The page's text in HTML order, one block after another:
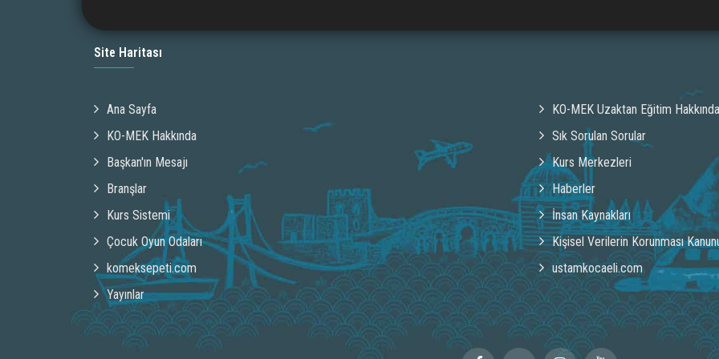
Site Haritası
Ana Sayfa
KO-MEK Uzaktan Eğitim Hakkında
KO-MEK Hakkında
Sık Sorulan Sorular
Başkan'ın Mesajı
Kurs Merkezleri
Branşlar
Haberler
Kurs Sistemi
İnsan Kaynakları
Çocuk Oyun Odaları
Kişisel Verilerin Korunması
komeksepeti.com
ustamkocaeli.com
Yayınlar